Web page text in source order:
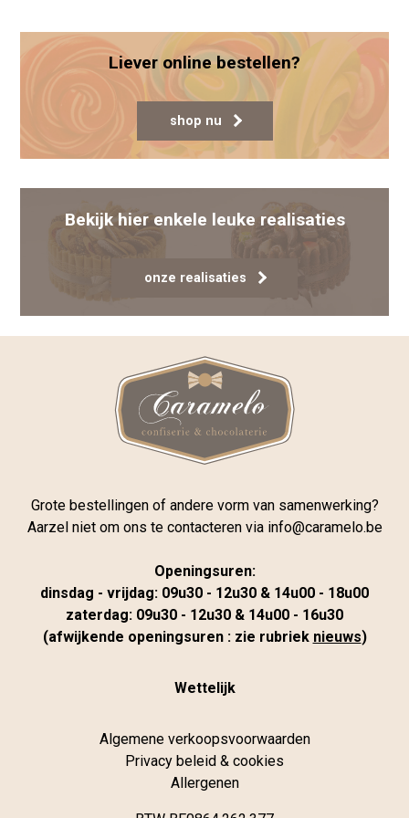
Liever online bestellen?
shop nu
Bekijk hier enkele leuke realisaties
onze realisaties
Grote bestellingen of andere vorm van samenwerking?
Aarzel niet om ons te contacteren via info@caramelo.be
Openingsuren:
dinsdag - vrijdag: 09u30 - 12u30 & 14u00 - 18u00
zaterdag: 09u30 - 12u30 & 14u00 - 16u30
(afwijkende openingsuren : zie rubriek nieuws)
Wettelijk
Algemene verkoopsvoorwaarden
Privacy beleid & cookies
Allergenen